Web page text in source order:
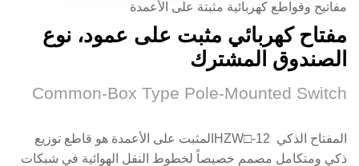
مفاتيح وقواطع كهربائية مثبتة على الأعمدة
مفتاح كهربائي مثبت على عمود، نوع
الصندوق المشترك
Common-Box Type Pole-Mounted Switch
المفتاح الذكي HZW□-12 المثبت على الأعمدة هو قاطع توزيع
ذكي ومتكامل مصمم خصيصاً لخطوط النقل الهوائية في شبكات